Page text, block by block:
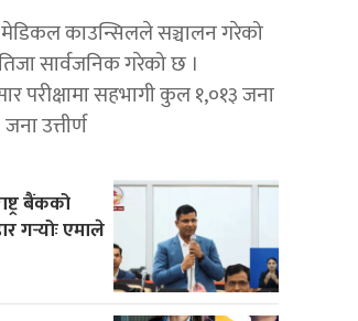
काउन्सिलले सञ्चालन गरेको
सार्वजनिक गरेको छ ।
परीक्षामा सहभागी कुल १,०१३ जना
उत्तीर्ण
बैंकको
गर्‍योः एमाले